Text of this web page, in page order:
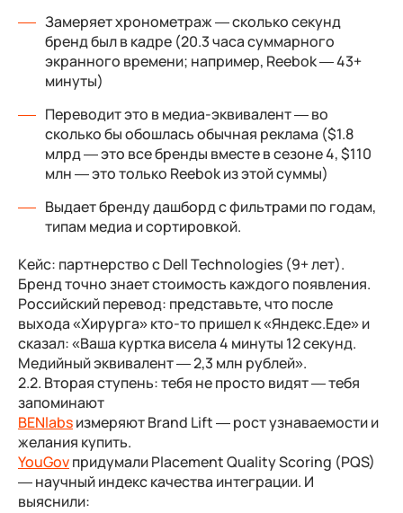
Замеряет хронометраж — сколько секунд
бренд был в кадре (20.3 часа суммарного
экранного времени; например, Reebok — 43+
минуты)
Переводит это в медиа-эквивалент — во
сколько бы обошлась обычная реклама ($1.8
млрд — это все бренды вместе в сезоне 4, $110
млн — это только Reebok из этой суммы)
Выдает бренду дашборд с фильтрами по годам,
типам медиа и сортировкой.
Кейс: партнерство с Dell Technologies (9+ лет).
Бренд точно знает стоимость каждого появления.
Российский перевод: представьте, что после
выхода «Хирурга» кто-то пришел к «Яндекс.Еде» и
сказал: «Ваша куртка висела 4 минуты 12 секунд.
Медийный эквивалент — 2,3 млн рублей».
2.2. Вторая ступень: тебя не просто видят — тебя
запоминают
BENlabsизмеряют Brand Lift — рост узнаваемости и
желания купить.
YouGovпридумали Placement Quality Scoring (PQS)
— научный индекс качества интеграции. И
выяснили: